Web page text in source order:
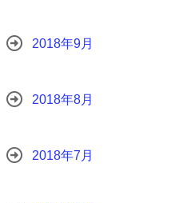
2018年9月
2018年8月
2018年7月